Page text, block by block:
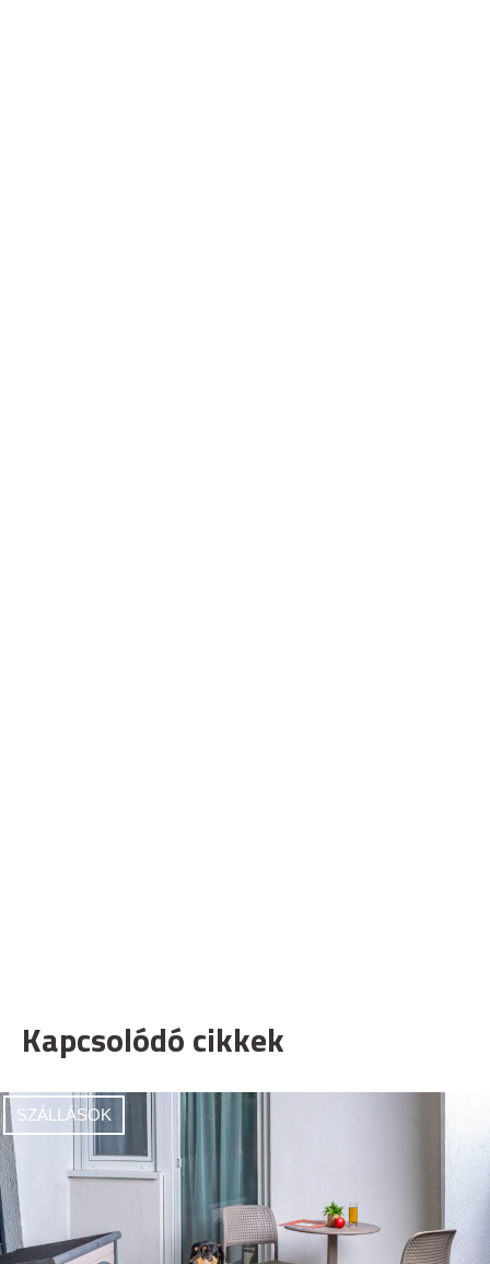
Kapcsolódó cikkek
SZÁLLÁSOK